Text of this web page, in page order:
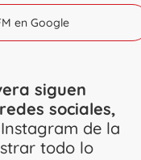
en Google
siguen
sociales,
de la
todo lo